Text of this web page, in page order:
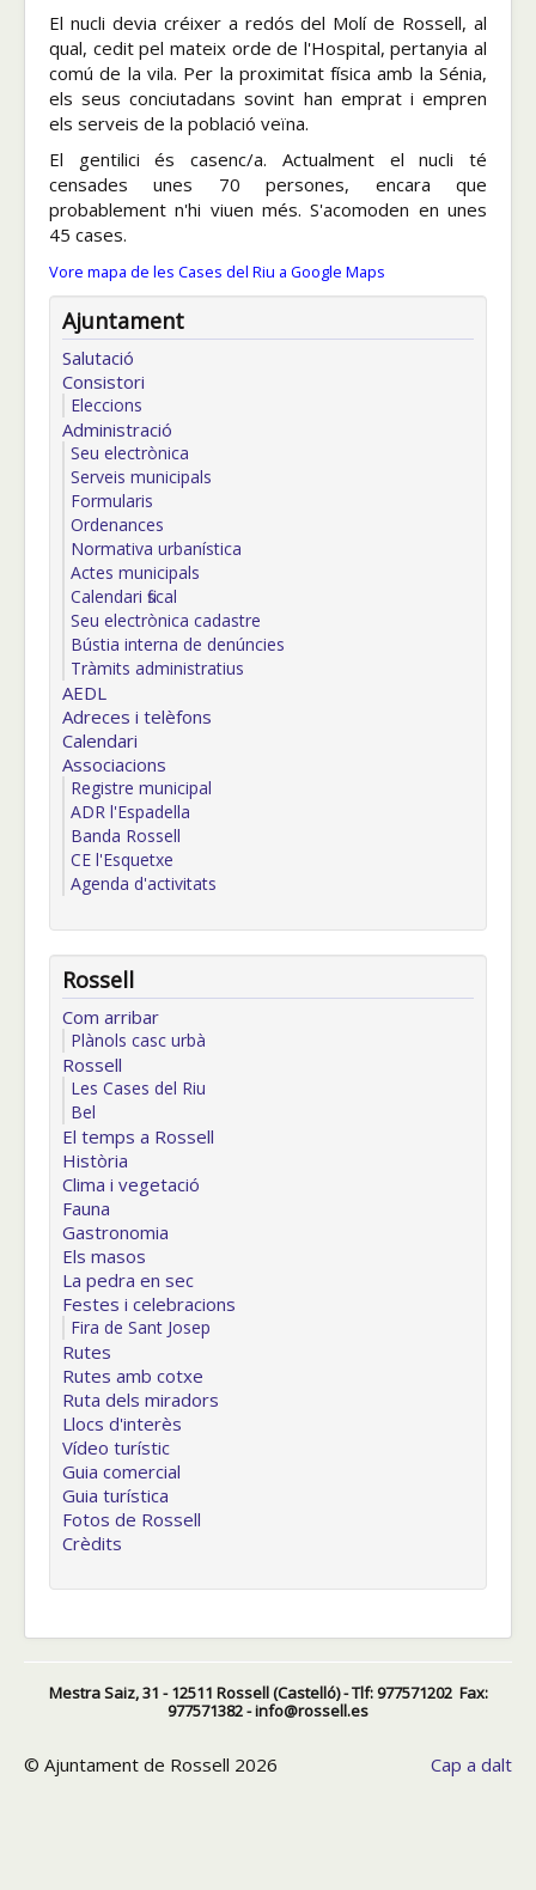
El nucli devia créixer a redós del Molí de Rossell, al
qual, cedit pel mateix orde de l'Hospital, pertanyia al
comú de la vila. Per la proximitat física amb la Sénia,
els seus conciutadans sovint han emprat i empren
els serveis de la població veïna.
El gentilici és casenc/a. Actualment el nucli té
censades unes 70 persones, encara que
probablement n'hi viuen més. S'acomoden en unes
45 cases.
Vore mapa de les Cases del Riu a Google Maps
Ajuntament
Salutació
Consistori
Eleccions
Administració
Seu electrònica
Serveis municipals
Formularis
Ordenances
Normativa urbanística
Actes municipals
Calendari fiscal
Seu electrònica cadastre
Bústia interna de denúncies
Tràmits administratius
AEDL
Adreces i telèfons
Calendari
Associacions
Registre municipal
ADR l'Espadella
Banda Rossell
CE l'Esquetxe
Agenda d'activitats
Rossell
Com arribar
Plànols casc urbà
Rossell
Les Cases del Riu
Bel
El temps a Rossell
Història
Clima i vegetació
Fauna
Gastronomia
Els masos
La pedra en sec
Festes i celebracions
Fira de Sant Josep
Rutes
Rutes amb cotxe
Ruta dels miradors
Llocs d'interès
Vídeo turístic
Guia comercial
Guia turística
Fotos de Rossell
Crèdits
Mestra Saiz, 31 - 12511 Rossell (Castelló) - Tlf: 977571202 Fax:
977571382 - info@rossell.es
Cap a dalt
© Ajuntament de Rossell 2026